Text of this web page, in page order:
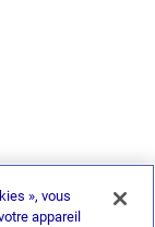
», vous
appareil